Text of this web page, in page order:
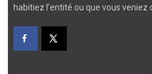
habitiez l’entité ou que vous veniez